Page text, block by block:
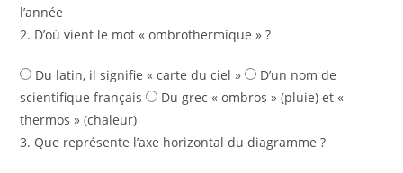
l’année
2. D’où vient le mot « ombrothermique » ?
Du latin, il signifie « carte du ciel »
D’un nom de
scientifique français
Du grec « ombros » (pluie) et «
thermos » (chaleur)
3. Que représente l’axe horizontal du diagramme ?